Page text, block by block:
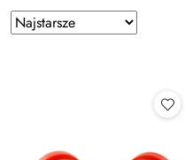
Zastosowano
sortowanie:
Sortuj
według